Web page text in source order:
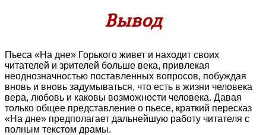
Вывод
Пьеса «На дне» Горького живет и находит своих
читателей и зрителей больше века, привлекая
неоднозначностью поставленных вопросов, побуждая
вновь и вновь задумываться, что есть в жизни человека
вера, любовь и каковы возможности человека. Давая
только общее представление о пьесе, краткий пересказ
«На дне» предполагает дальнейшую работу читателя с
полным текстом драмы.